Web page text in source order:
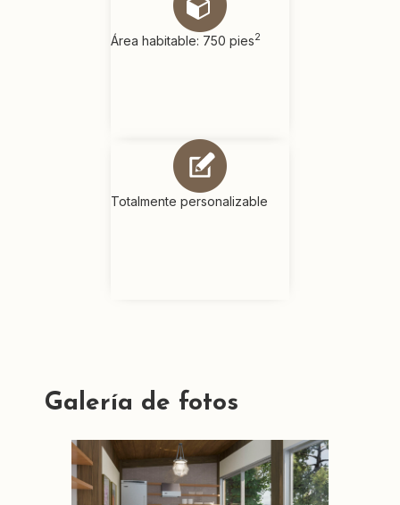
Área habitable: 750 pies2
Totalmente personalizable
Galería de fotos